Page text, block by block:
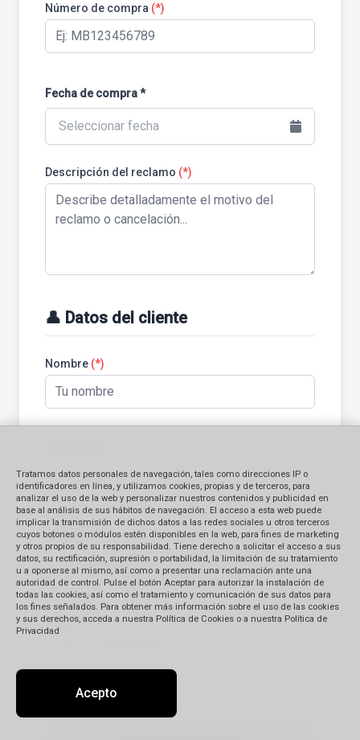
Número de compra (*)
Fecha de compra *
Seleccionar fecha
Descripción del reclamo (*)
👤 Datos del cliente
Nombre (*)
E-mail (*)
Teléfono(*)
Tratamos datos personales de navegación, tales como direcciones IP o
identificadores en línea, y utilizamos cookies, propias y de terceros, para
analizar el uso de la web y personalizar nuestros contenidos y publicidad en
base al análisis de sus hábitos de navegación. El acceso a esta web puede
implicar la transmisión de dichos datos a las redes sociales u otros terceros
cuyos botones o módulos estén disponibles en la web, para fines de marketing
y otros propios de su responsabilidad. Tiene derecho a solicitar el acceso a sus
datos, su rectificación, supresión o portabilidad, la limitación de su tratamiento
u a oponerse al mismo, así como a presentar una reclamación ante una
autoridad de control. Pulse el botón Aceptar para autorizar la instalación de
todas las cookies, así como el tratamiento y comunicación de sus datos para
los fines señalados. Para obtener más información sobre el uso de las cookies
y sus derechos, acceda a nuestra Política de Cookies o a nuestra Política de
Privacidad
Acepto